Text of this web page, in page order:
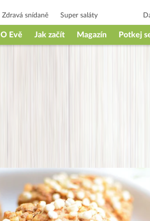
Zdravá snídaně Super saláty
O Evě Jak začít Magazín Potkej